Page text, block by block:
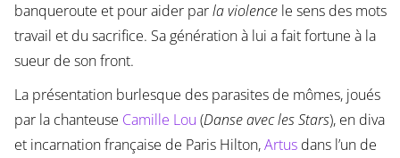
banqueroute et pour aider parla violencele sens des mots
travail et du sacrifice. Sa génération à lui a fait fortune à la
sueur de son front.
La présentation burlesque des parasites de mômes, joués
par la chanteuse Camille Lou (Danse avec les Stars), en diva
et incarnation française de Paris Hilton,Artusdans l’un de